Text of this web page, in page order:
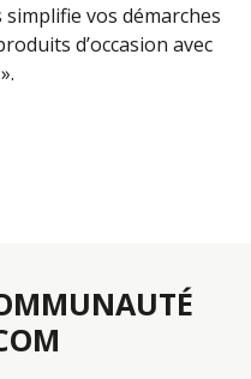
vos démarches
d’occasion avec